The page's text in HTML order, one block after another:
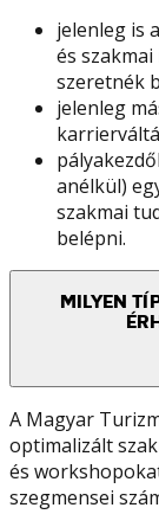
jelenleg is
és
szeretnék
jelenleg
anélkül)
szakmai
belépni.
MILYEN
A Magyar
optimalizált
és
szegmensei